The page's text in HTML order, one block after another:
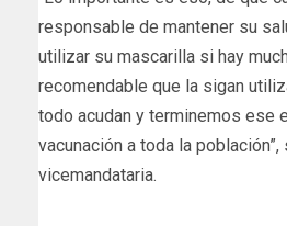
responsable de mantener su
utilizar su mascarilla si hay
recomendable que la sigan
todo acudan y terminemos ese
vacunación a toda la
vicemandataria.